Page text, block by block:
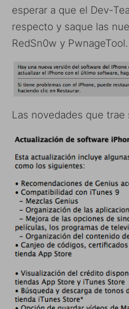
esperar a que el Dev-
respecto y saque las
RedSn0w y PwnageTool.
Las novedades que trae